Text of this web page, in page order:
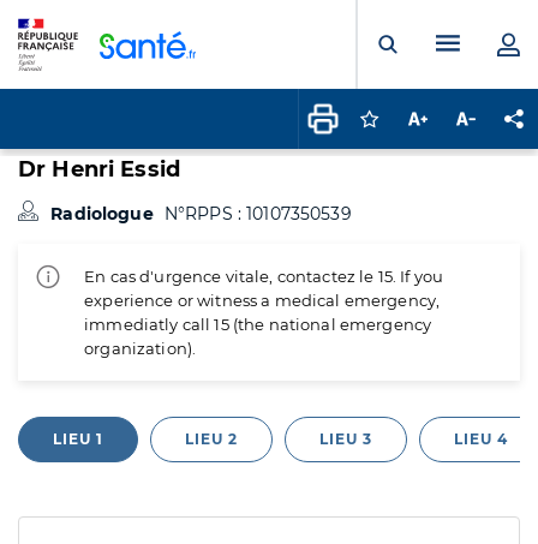
Ouvrir laMenu
Connectez-vous
Augmenter la
Dr Henri Essid
Radiologue N°RPPS : 10107350539
En cas d'urgence vitale, contactez le 15. If you
experience or witness a medical emergency,
immediatly call 15 (the national emergency
organization).
LIEU 1 LIEU 2 LIEU 3 LIEU 4